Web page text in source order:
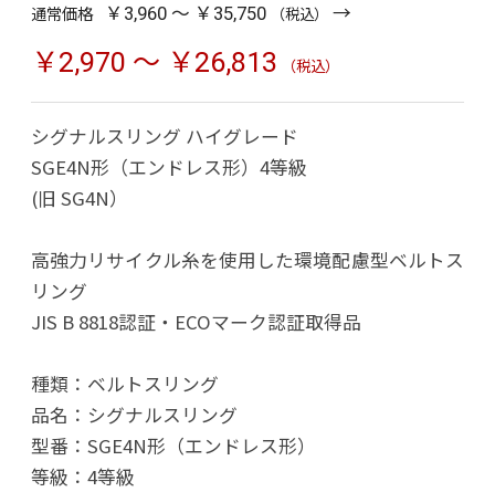
通常価格 ￥3,960 ～ ￥35,750 （税込） →
￥2,970 ～ ￥26,813 （税込）
シグナルスリング ハイグレード
SGE4N形（エンドレス形）4等級
(旧 SG4N）
高強力リサイクル糸を使用した環境配慮型ベルトス
リング
JIS B 8818認証・ECOマーク認証取得品
種類：ベルトスリング
品名：シグナルスリング
型番：SGE4N形（エンドレス形）
等級：4等級